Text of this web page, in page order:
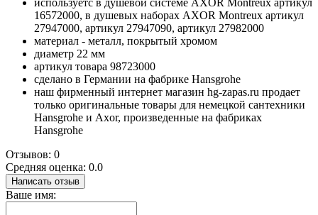
16572000, в душевых наборах AXOR Montreux артикул
27947000, артикул 27947090, артикул 27982000
материал - металл, покрытый хромом
диаметр 22 мм
артикул товара 98723000
сделано в Германии на фабрике Hansgrohe
наш фирменный интернет магазин hg-zapas.ru продает
только оригинальные товары для немецкой сантехники
Hansgrohe и Axor, произведенные на фабриках
Hansgrohe
Отзывов: 0
Средняя оценка: 0.0
Написать отзыв
Ваше имя: